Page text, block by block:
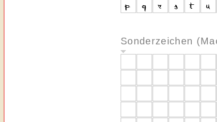
Sonderzeichen